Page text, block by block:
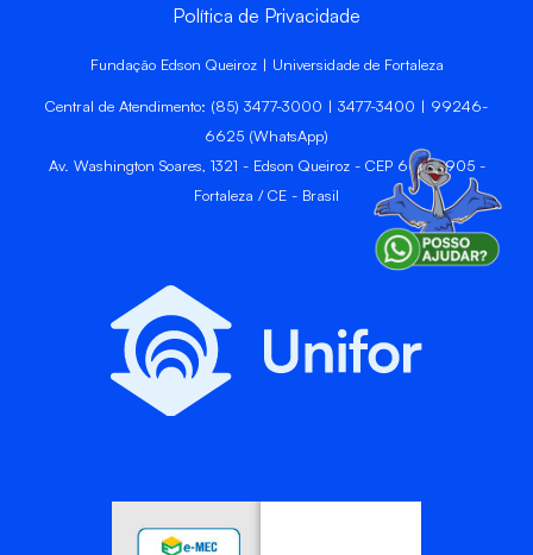
Política de Privacidade
Fundação Edson Queiroz | Universidade de Fortaleza
Central de Atendimento: (85) 3477-3000 | 3477-3400 | 99246-
6625 (WhatsApp)
Av. Washington Soares, 1321 - Edson Queiroz - CEP 60811-905 -
Fortaleza / CE - Brasil